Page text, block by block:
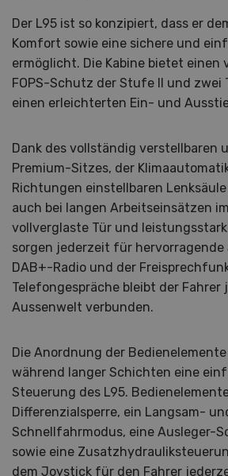
Der L95 ist so konzipiert, dass er
Komfort sowie eine sichere und
ermöglicht. Die Kabine bietet einen
FOPS-Schutz der Stufe II und
einen erleichterten Ein- und
Dank des vollständig verstellbaren
Premium-Sitzes, der
Richtungen einstellbaren
auch bei langen Arbeitseinsätzen
vollverglaste Tür und
sorgen jederzeit für hervorragende
DAB+-Radio und der
Telefongespräche bleibt der
Aussenwelt verbunden.
Die Anordnung der
während langer Schichten eine
Steuerung des L95.
Differenzialsperre, ein Langsam-
Schnellfahrmodus, eine Ausleger-
sowie eine
dem Joystick für den Fahrer